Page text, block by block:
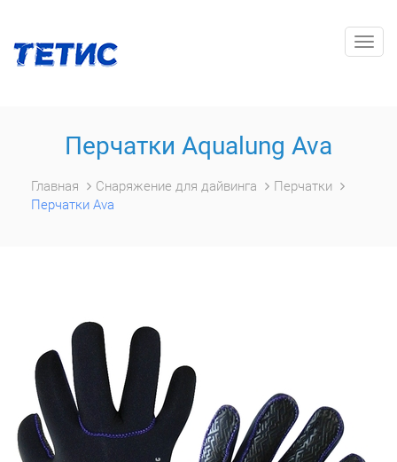
Перчатки Aqualung Ava
Главная Снаряжение для дайвинга
Перчатки
Перчатки Ava